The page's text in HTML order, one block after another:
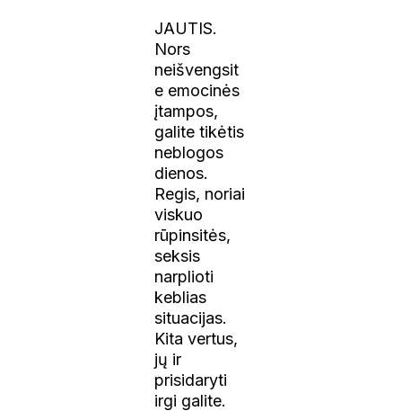
JAUTIS.
Nors
neišvengsit
e emocinės
įtampos,
galite tikėtis
neblogos
dienos.
Regis, noriai
viskuo
rūpinsitės,
seksis
narplioti
keblias
situacijas.
Kita vertus,
jų ir
prisidaryti
irgi galite.